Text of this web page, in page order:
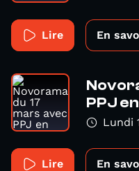
Lire En
PPJ
Lundi
Lire En